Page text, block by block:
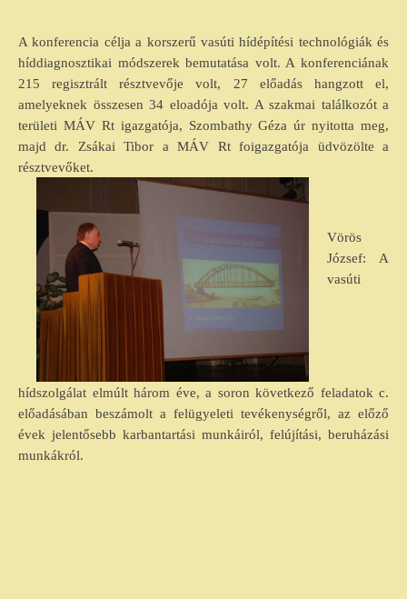
A konferencia célja a korszerű vasúti hídépítési technológiák és
híddiagnosztikai módszerek bemutatása volt. A konferenciának
215 regisztrált résztvevője volt, 27 előadás hangzott el,
amelyeknek összesen 34 eloadója volt. A szakmai találkozót a
területi MÁV Rt igazgatója, Szombathy Géza úr nyitotta meg,
majd dr. Zsákai Tibor a MÁV Rt foigazgatója üdvözölte a
résztvevőket.
Vörös
József: A
vasúti
hídszolgálat elmúlt három éve, a soron következő feladatok c.
előadásában beszámolt a felügyeleti tevékenységről, az előző
évek jelentősebb karbantartási munkáiról, felújítási, beruházási
munkákról.